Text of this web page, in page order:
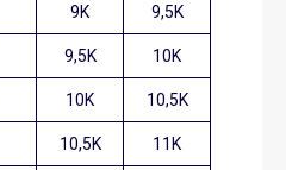
9K 9,5K
9,5K 10K
10K 10,5K
10,5K 11K